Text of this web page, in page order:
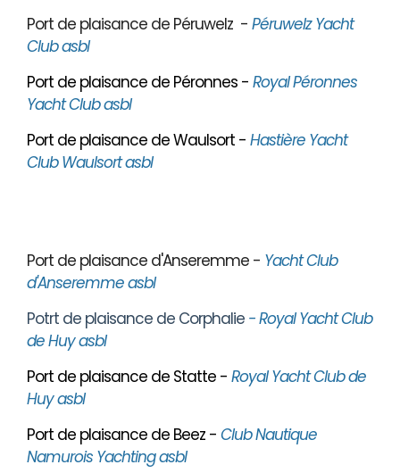
Port de plaisance de Péruwelz - Péruwelz Yacht
Club asbl
Port de plaisance de Péronnes - Royal Péronnes
Yacht Club asbl
Port de plaisance de Waulsort - Hastière Yacht
Club Waulsort asbl
Port de plaisance d'Anseremme - Yacht Club
d'Anseremme asbl
Potrt de plaisance de Corphalie - Royal Yacht Club
de Huy asbl
Port de plaisance de Statte - Royal Yacht Club de
Huy asbl
Port de plaisance de Beez - Club Nautique
Namurois Yachting asbl